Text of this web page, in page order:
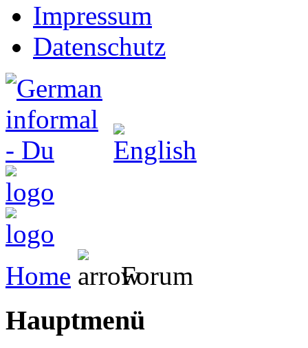
Impressum
Datenschutz
Home Forum
Hauptmenü